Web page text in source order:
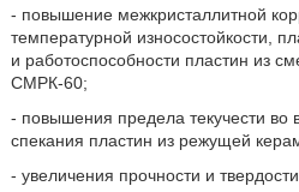
- повышение межкристаллитной
температурной износостойкости,
и работоспособности пластин из
СМРК-60;
- повышения предела текучести во
спекания пластин из режущей
- увеличения прочности и